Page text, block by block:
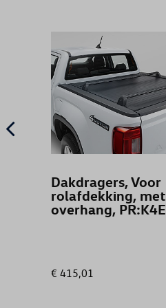
Dakdragers, Voor
rolafdekking, met
overhang, PR:K4E
€ 415,01